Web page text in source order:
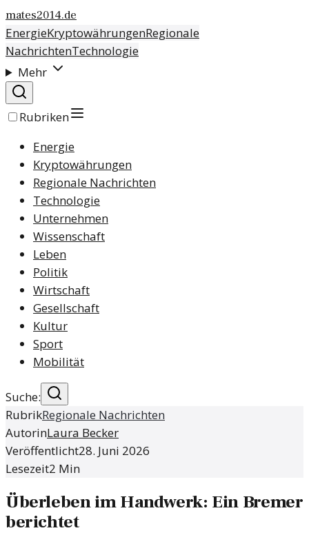
mates2014.de
EnergieKryptowährungenRegionale
NachrichtenTechnologie
Mehr
Rubriken
Energie
Kryptowährungen
Regionale Nachrichten
Technologie
Unternehmen
Wissenschaft
Leben
Politik
Wirtschaft
Gesellschaft
Kultur
Sport
Mobilität
Suche:
RubrikRegionale Nachrichten
AutorinLaura Becker
Veröffentlicht28. Juni 2026
Lesezeit2 Min
Überleben im Handwerk: Ein Bremer
berichtet